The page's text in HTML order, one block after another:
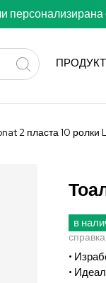
2 пласта 10 ролки
в
•
•